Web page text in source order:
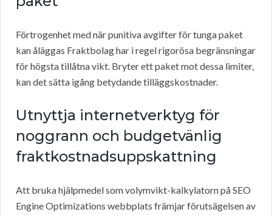
Förtrogenhet med när punitiva avgifter för tunga paket
kan åläggas Fraktbolag har i regel rigorösa begränsningar
för högsta tillåtna vikt. Bryter ett paket mot dessa limiter,
kan det sätta igång betydande tilläggskostnader.
Utnyttja internetverktyg för
noggrann och budgetvänlig
fraktkostnadsuppskattning
Att bruka hjälpmedel som volymvikt-kalkylatorn på SEO
Engine Optimizations webbplats främjar förutsägelsen av